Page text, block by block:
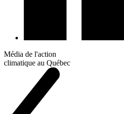
Média de l'action
climatique au Québec